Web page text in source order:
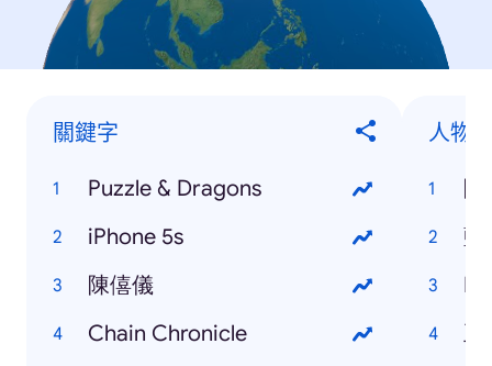
關鍵字
Puzzle & Dragons
iPhone 5s
陳僖儀
Chain Chronicle
人物
陳
藍
王